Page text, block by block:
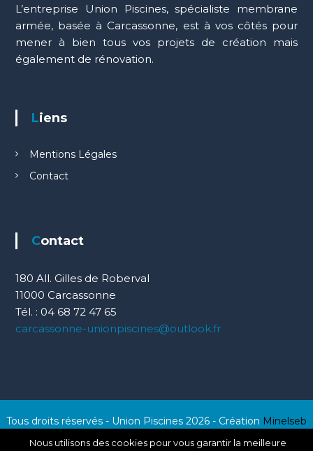
L’entreprise Union Piscines, spécialiste membrane
armée, basée à Carcassonne, est à vos côtés pour
mener à bien tous vos projets de création mais
également de rénovation.
Liens
Mentions Légales
Contact
Contact
180 All. Gilles de Roberval
11000 Carcassonne
Tél. : 04 68 72 47 65
carcassonne-unionpiscines@outlook.fr
Tous droits réservés - Union Piscines 2026 - Création Minelseb
Nous utilisons des cookies pour vous garantir la meilleure